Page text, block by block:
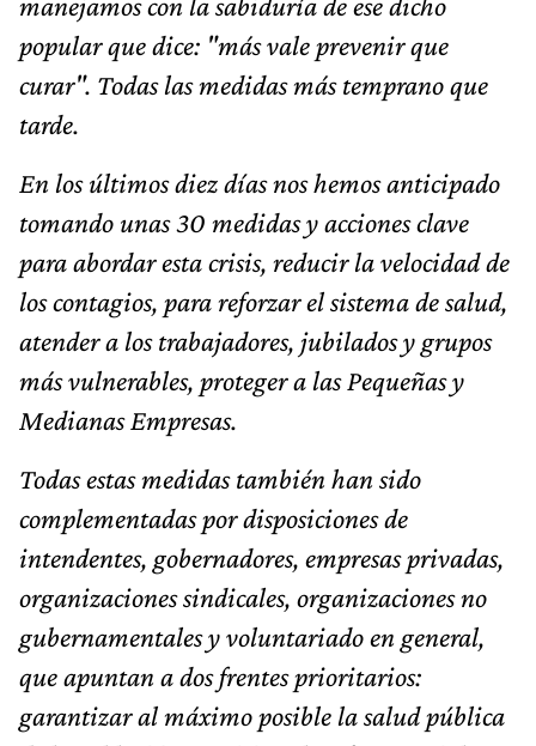
popular que dice: "más vale prevenir que
curar". Todas las medidas más temprano que
tarde.
En los últimos diez días nos hemos anticipado
tomando unas 30 medidas y acciones clave
para abordar esta crisis, reducir la velocidad de
los contagios, para reforzar el sistema de salud,
atender a los trabajadores, jubilados y grupos
más vulnerables, proteger a las Pequeñas y
Medianas Empresas.
Todas estas medidas también han sido
complementadas por disposiciones de
intendentes, gobernadores, empresas privadas,
organizaciones sindicales, organizaciones no
gubernamentales y voluntariado en general,
que apuntan a dos frentes prioritarios:
garantizar al máximo posible la salud pública